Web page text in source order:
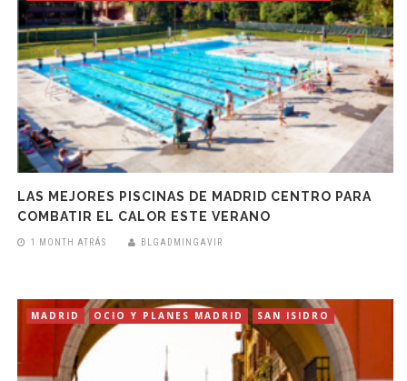
LAS MEJORES PISCINAS DE MADRID CENTRO PARA
COMBATIR EL CALOR ESTE VERANO
1 MONTH ATRÁS BLGADMINGAVIR
MADRID OCIO Y PLANES MADRID SAN ISIDRO